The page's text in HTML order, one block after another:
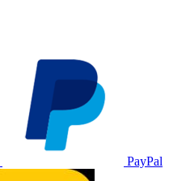
PayPal